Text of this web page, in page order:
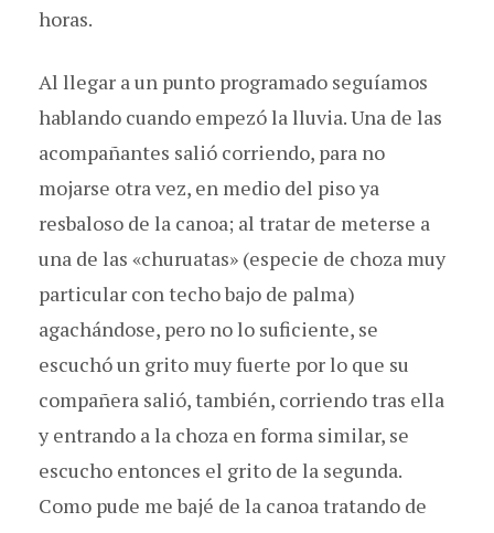
horas.
Al llegar a un punto programado seguíamos
hablando cuando empezó la lluvia. Una de las
acompañantes salió corriendo, para no
mojarse otra vez, en medio del piso ya
resbaloso de la canoa; al tratar de meterse a
una de las «churuatas» (especie de choza muy
particular con techo bajo de palma)
agachándose, pero no lo suficiente, se
escuchó un grito muy fuerte por lo que su
compañera salió, también, corriendo tras ella
y entrando a la choza en forma similar, se
escucho entonces el grito de la segunda.
Como pude me bajé de la canoa tratando de